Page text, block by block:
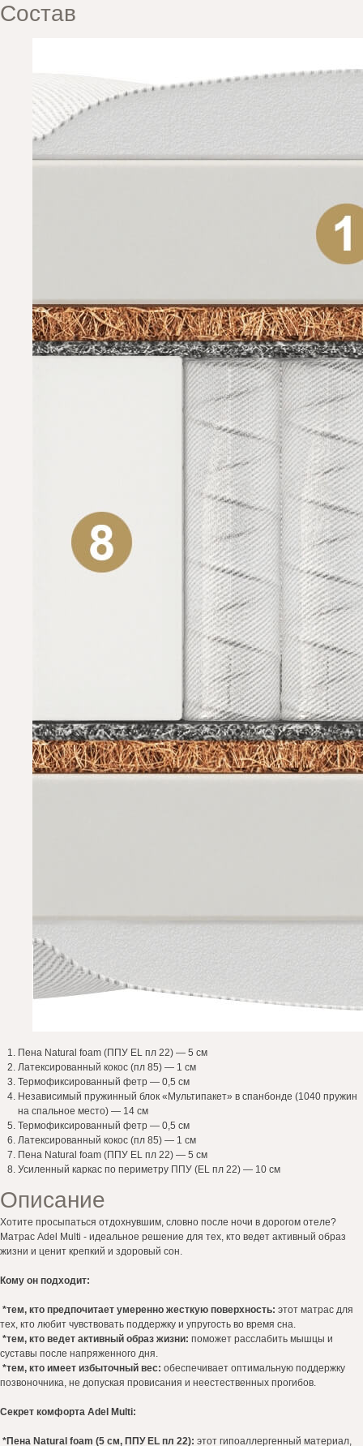
Состав
Пена Natural foam (ППУ EL пл 22) — 5 см
Латексированный кокос (пл 85) — 1 см
Термофикcированный фетр — 0,5 см
Независимый пружинный блок «Мультипакет» в спанбонде (1040 пружин
на спальное место) — 14 см
Термофикcированный фетр — 0,5 см
Латексированный кокос (пл 85) — 1 см
Пена Natural foam (ППУ EL пл 22) — 5 см
Усиленный каркас по периметру ППУ (EL пл 22) — 10 см
Описание
Хотите просыпаться отдохнувшим, словно после ночи в дорогом отеле?
Матрас Adel Multi - идеальное решение для тех, кто ведет активный образ
жизни и ценит крепкий и здоровый сон.
Кому он подходит:
*тем, кто предпочитает умеренно жесткую поверхность: этот матрас для
тех, кто любит чувствовать поддержку и упругость во время сна.
*тем, кто ведет активный образ жизни: поможет расслабить мышцы и
суставы после напряженного дня.
*тем, кто имеет избыточный вес: обеспечивает оптимальную поддержку
позвоночника, не допуская провисания и неестественных прогибов.
Секрет комфорта Adel Multi:
*Пена Natural foam (5 см, ППУ EL пл 22): этот гипоаллергенный материал,
О нас
Каталог